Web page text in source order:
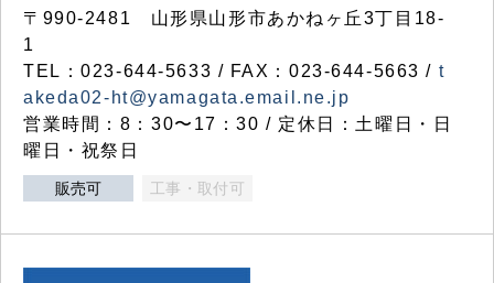
〒990-2481 山形県山形市あかねヶ丘3丁目18-
1
TEL：023-644-5633 / FAX：023-644-5663 / t
akeda02-ht@yamagata.email.ne.jp
営業時間：8：30〜17：30 / 定休日：土曜日・日
曜日・祝祭日
販売可 工事・取付可